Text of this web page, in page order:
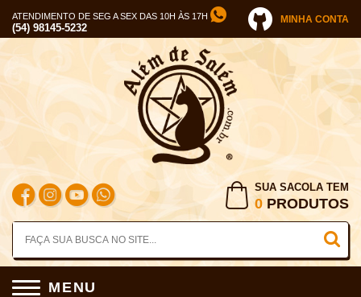
ATENDIMENTO DE SEG A SEX DAS 10H ÀS 17H
(54) 98145-5232
MINHA CONTA
SUA SACOLA TEM
0 PRODUTOS
MENU